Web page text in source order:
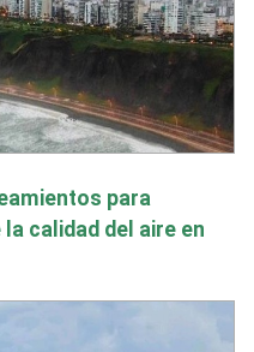
para
calidad del aire en